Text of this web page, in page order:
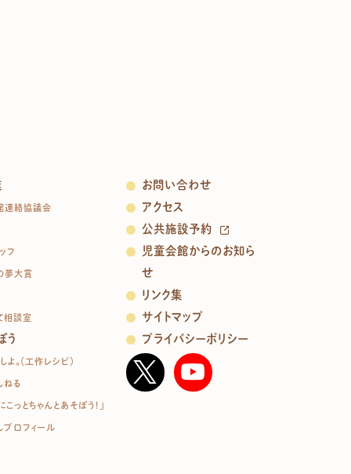
連絡協議会
フ
夢大賞
相談室
う
よ。（工作レシピ）
ねる
こっとちゃんとあそぼう！」
プロフィール
お問い合わせ
アクセス
公共施設予約
児童会館からのお知ら
せ
リンク集
サイトマップ
プライバシーポリシー